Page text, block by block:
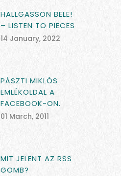
HALLGASSON BELE!
– LISTEN TO PIECES
14 January, 2022
PÁSZTI MIKLÓS
EMLÉKOLDAL A
FACEBOOK-ON.
01 March, 2011
MIT JELENT AZ RSS
GOMB?